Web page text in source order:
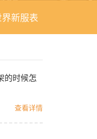
新服表
的时候怎
查看详情